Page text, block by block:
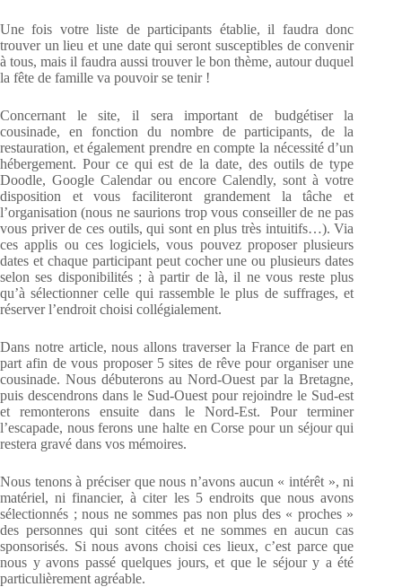
Une fois votre liste de participants établie, il faudra donc
trouver un lieu et une date qui seront susceptibles de convenir
à tous, mais il faudra aussi trouver le bon thème, autour duquel
la fête de famille va pouvoir se tenir !
Concernant le site, il sera important de budgétiser la
cousinade, en fonction du nombre de participants, de la
restauration, et également prendre en compte la nécessité d’un
hébergement. Pour ce qui est de la date, des outils de type
Doodle, Google Calendar ou encore Calendly, sont à votre
disposition et vous faciliteront grandement la tâche et
l’organisation (nous ne saurions trop vous conseiller de ne pas
vous priver de ces outils, qui sont en plus très intuitifs…). Via
ces applis ou ces logiciels, vous pouvez proposer plusieurs
dates et chaque participant peut cocher une ou plusieurs dates
selon ses disponibilités ; à partir de là, il ne vous reste plus
qu’à sélectionner celle qui rassemble le plus de suffrages, et
réserver l’endroit choisi collégialement.
Dans notre article, nous allons traverser la France de part en
part afin de vous proposer 5 sites de rêve pour organiser une
cousinade. Nous débuterons au Nord-Ouest par la Bretagne,
puis descendrons dans le Sud-Ouest pour rejoindre le Sud-est
et remonterons ensuite dans le Nord-Est. Pour terminer
l’escapade, nous ferons une halte en Corse pour un séjour qui
restera gravé dans vos mémoires.
Nous tenons à préciser que nous n’avons aucun « intérêt », ni
matériel, ni financier, à citer les 5 endroits que nous avons
sélectionnés ; nous ne sommes pas non plus des « proches »
des personnes qui sont citées et ne sommes en aucun cas
sponsorisés. Si nous avons choisi ces lieux, c’est parce que
nous y avons passé quelques jours, et que le séjour y a été
particulièrement agréable.